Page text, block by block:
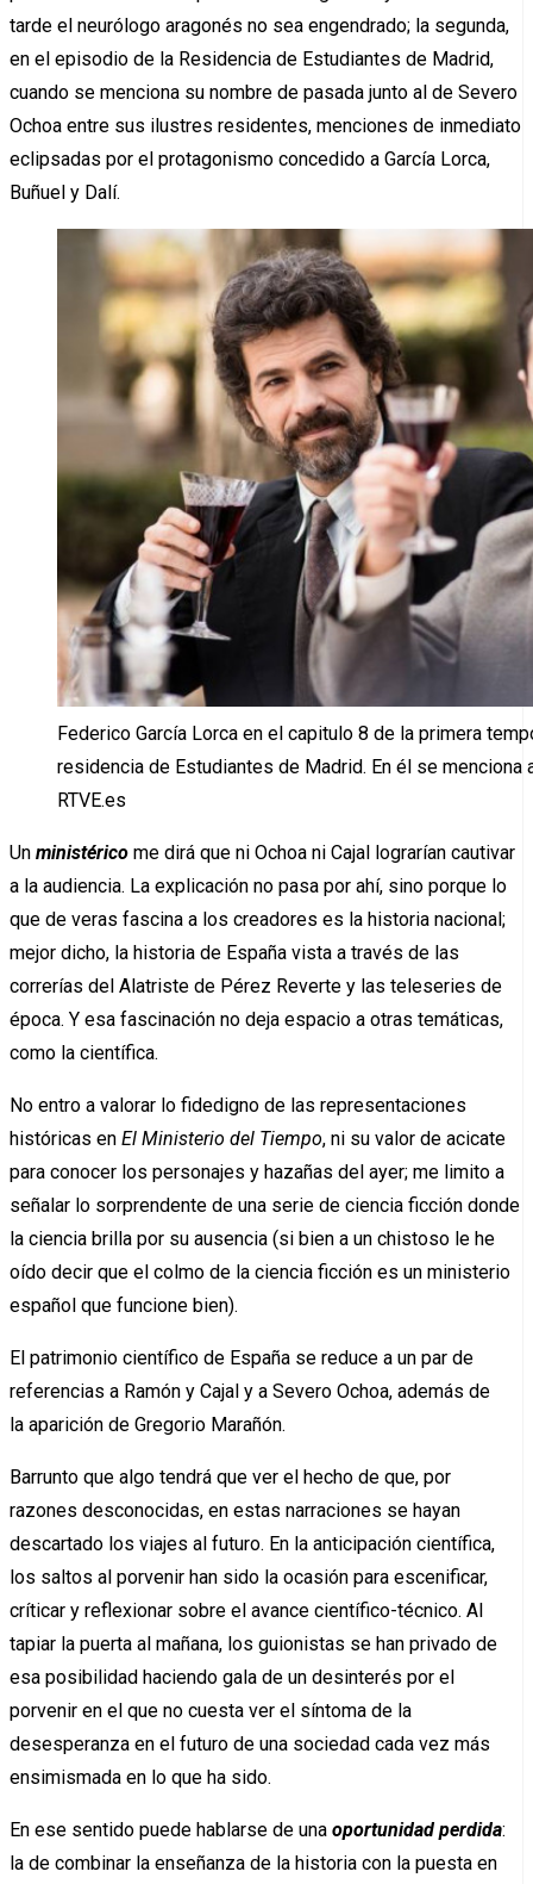
tarde el neurólogo aragonés no sea engendrado; la segunda,
en el episodio de la Residencia de Estudiantes de Madrid,
cuando se menciona su nombre de pasada junto al de Severo
Ochoa entre sus ilustres residentes, menciones de inmediato
eclipsadas por el protagonismo concedido a García Lorca,
Buñuel y Dalí.
Federico García Lorca en el capitulo 8 de la primera
residencia de Estudiantes de Madrid. En él se menciona
RTVE.es
Un ministérico me dirá que ni Ochoa ni Cajal lograrían cautivar
a la audiencia. La explicación no pasa por ahí, sino porque lo
que de veras fascina a los creadores es la historia nacional;
mejor dicho, la historia de España vista a través de las
correrías del Alatriste de Pérez Reverte y las teleseries de
época. Y esa fascinación no deja espacio a otras temáticas,
como la científica.
No entro a valorar lo fidedigno de las representaciones
históricas en El Ministerio del Tiempo, ni su valor de acicate
para conocer los personajes y hazañas del ayer; me limito a
señalar lo sorprendente de una serie de ciencia ficción donde
la ciencia brilla por su ausencia (si bien a un chistoso le he
oído decir que el colmo de la ciencia ficción es un ministerio
español que funcione bien).
El patrimonio científico de España se reduce a un par de
referencias a Ramón y Cajal y a Severo Ochoa, además de
la aparición de Gregorio Marañón.
Barrunto que algo tendrá que ver el hecho de que, por
razones desconocidas, en estas narraciones se hayan
descartado los viajes al futuro. En la anticipación científica,
los saltos al porvenir han sido la ocasión para escenificar,
críticar y reflexionar sobre el avance científico-técnico. Al
tapiar la puerta al mañana, los guionistas se han privado de
esa posibilidad haciendo gala de un desinterés por el
porvenir en el que no cuesta ver el síntoma de la
desesperanza en el futuro de una sociedad cada vez más
ensimismada en lo que ha sido.
En ese sentido puede hablarse de una oportunidad perdida:
la de combinar la enseñanza de la historia con la puesta en